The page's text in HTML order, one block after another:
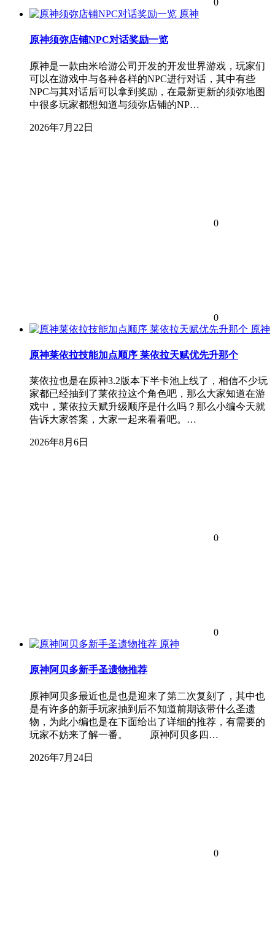
0
原神
原神须弥店铺NPC对话奖励一览
原神是一款由米哈游公司开发的开发世界游戏，玩家们
可以在游戏中与各种各样的NPC进行对话，其中有些
NPC与其对话后可以拿到奖励，在最新更新的须弥地图
中很多玩家都想知道与须弥店铺的NP…
2026年7月22日
0
0
原神
原神莱依拉技能加点顺序 莱依拉天赋优先升那个
莱依拉也是在原神3.2版本下半卡池上线了，相信不少玩
家都已经抽到了莱依拉这个角色吧，那么大家知道在游
戏中，莱依拉天赋升级顺序是什么吗？那么小编今天就
告诉大家答案，大家一起来看看吧。…
2026年8月6日
0
0
原神
原神阿贝多新手圣遗物推荐
原神阿贝多最近也是也是迎来了第二次复刻了，其中也
是有许多的新手玩家抽到后不知道前期该带什么圣遗
物，为此小编也是在下面给出了详细的推荐，有需要的
玩家不妨来了解一番。 原神阿贝多四…
2026年7月24日
0